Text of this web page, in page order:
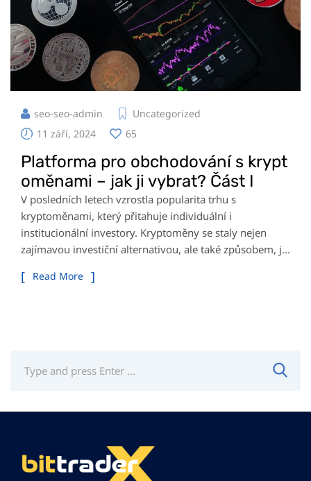
seo-seo-admin
Uncategorized
11 září, 2024
65
Platforma pro obchodování s krypt
oměnami – jak ji vybrat? Část I
V posledních letech vzrostla popularita trhu s
kryptoměnami, který přitahuje individuální i
institucionální investory. Kryptoměny se staly nejen
zajímavou investiční alternativou, ale také způsobem, j...
Read More